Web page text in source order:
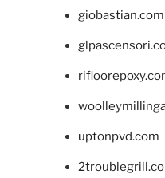
giobastian.com
uptonpvd.com